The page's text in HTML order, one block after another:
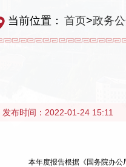
当前位置： 首页>政务
发布时间： 2022-01-24 15:11
本年度报告根据《国务院办